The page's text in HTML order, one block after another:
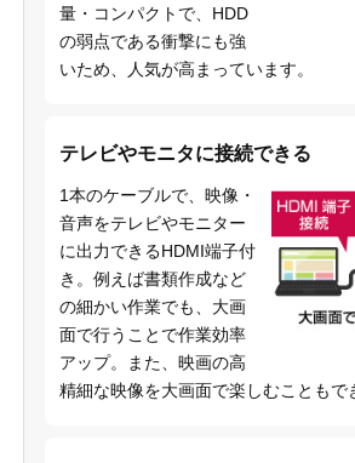
量・コンパクトで、HDD
の弱点である衝撃にも強
いため、人気が高まっています。
テレビやモニタに接続できる
1本のケーブルで、映像・
音声をテレビやモニター
に出力できるHDMI端子付
き。例えば書類作成など
の細かい作業でも、大画
面で行うことで作業効率
アップ。また、映画の高
精細な映像を大画面で楽しむこともで